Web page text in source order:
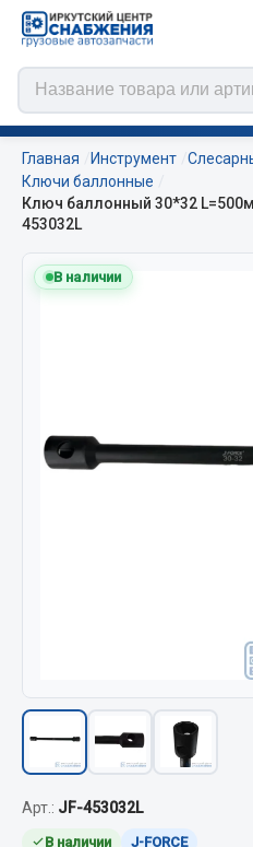
ЦЕПИ РОССИЯ
Автотовары
Автозвук
Главная Инструмент
Ключи баллонные
Ключ баллонный 30*32
453032L
В наличии
Арт.: JF-453032L
В наличии J-FORCE